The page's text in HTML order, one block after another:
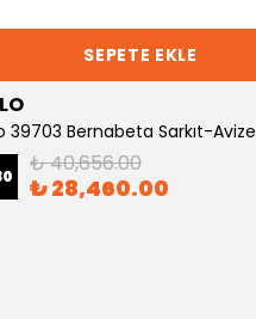
SEPETE EKLE
39703 Bernabeta Sarkıt-Avize
₺ 40,656.00
₺ 28,460.00